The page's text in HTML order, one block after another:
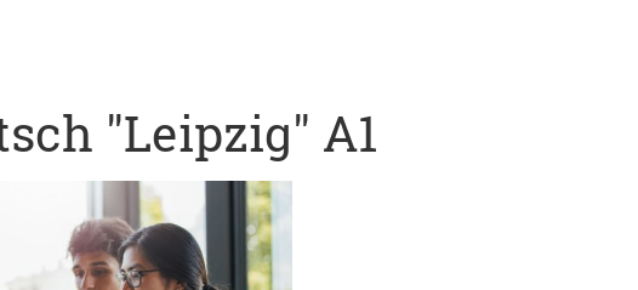
"Leipzig" A1